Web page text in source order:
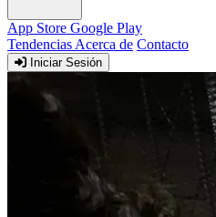
App Store Google Play
Tendencias Acerca de Contacto
Iniciar Sesión